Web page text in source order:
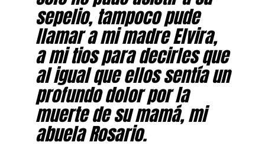
sepelio, tampoco pude
llamar a mi madre Elvira,
a mi tios para decirles que
al igual que ellos sentía un
profundo dolor por la
muerte de su mamá, mi
abuela Rosario.